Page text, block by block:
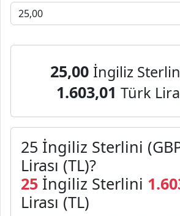
25,00 İngiliz
1.603,01 Türk
25 İngiliz Sterlini
Lirası (TL)?
25 İngiliz Sterlini
Lirası (TL)